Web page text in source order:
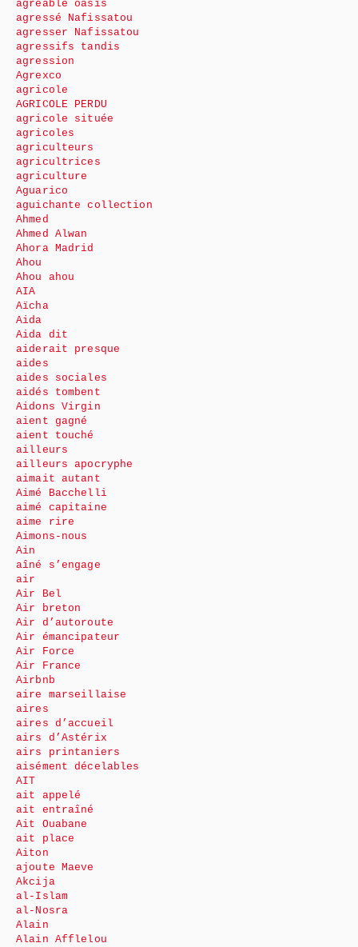
agréable oasis
agressé Nafissatou
agresser Nafissatou
agressifs tandis
agression
Agrexco
agricole
AGRICOLE PERDU
agricole située
agricoles
agriculteurs
agricultrices
agriculture
Aguarico
aguichante collection
Ahmed
Ahmed Alwan
Ahora Madrid
Ahou
Ahou ahou
AIA
Aïcha
Aida
Aida dit
aiderait presque
aides
aides sociales
aidés tombent
Aidons Virgin
aient gagné
aient touché
ailleurs
ailleurs apocryphe
aimait autant
Aimé Bacchelli
aimé capitaine
aime rire
Aimons-nous
Ain
aîné s’engage
air
Air Bel
Air breton
Air d’autoroute
Air émancipateur
Air Force
Air France
Airbnb
aire marseillaise
aires
aires d’accueil
airs d’Astérix
airs printaniers
aisément décelables
AIT
ait appelé
ait entraîné
Ait Ouabane
ait place
Aiton
ajoute Maeve
Akcija
al-Islam
al-Nosra
Alain
Alain Afflelou